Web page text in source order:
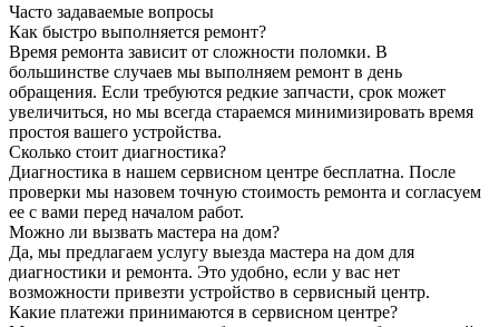
Часто задаваемые вопросы
Как быстро выполняется ремонт?
Время ремонта зависит от сложности поломки. В
большинстве случаев мы выполняем ремонт в день
обращения. Если требуются редкие запчасти, срок может
увеличиться, но мы всегда стараемся минимизировать время
простоя вашего устройства.
Сколько стоит диагностика?
Диагностика в нашем сервисном центре бесплатна. После
проверки мы назовем точную стоимость ремонта и согласуем
ее с вами перед началом работ.
Можно ли вызвать мастера на дом?
Да, мы предлагаем услугу выезда мастера на дом для
диагностики и ремонта. Это удобно, если у вас нет
возможности привезти устройство в сервисный центр.
Какие платежи принимаются в сервисном центре?